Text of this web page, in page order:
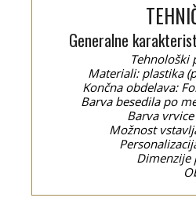
Generalne
Tehnološki
Materiali: plastika
Končna obdelava:
Barva besedila po
Barva
Možnost
Dimenzije